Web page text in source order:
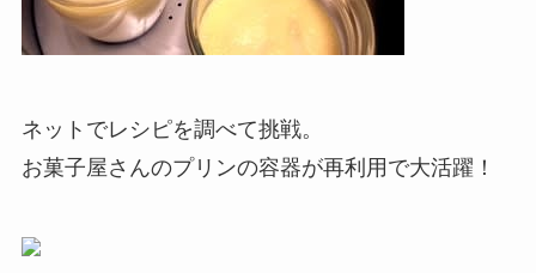
ネットでレシピを調べて挑戦。
お菓子屋さんのプリンの容器が再利用で大活躍！